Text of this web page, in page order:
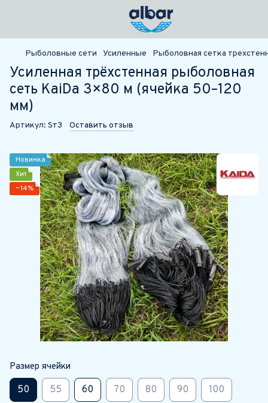
Рыболовные сети Усиленные Рыболовная сетка
Усиленная трёхстенная рыболовная
сеть KaiDa 3×80 м (ячейка 50–120
мм)
Артикул: Sт3 Оставить отзыв
Новинка
Хит
−14%
Размер ячейки
50 55 60 70 80 90 100